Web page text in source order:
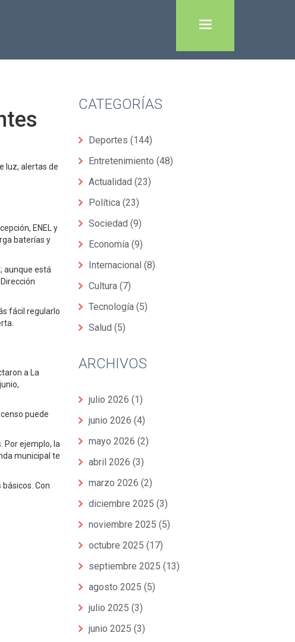
luz, alertas de
ENEL y
baterías y
aunque está
fácil regularlo
a La
puede
Por ejemplo, la
municipal te
Con
CATEGORÍAS
Deportes (144)
Entretenimiento (48)
Actualidad (23)
Política (23)
Sociedad (9)
Economía (9)
Internacional (8)
Cultura (7)
Tecnología (5)
Salud (5)
ARCHIVOS
julio 2026 (1)
junio 2026 (4)
mayo 2026 (2)
abril 2026 (3)
marzo 2026 (2)
diciembre 2025 (3)
noviembre 2025 (5)
octubre 2025 (17)
septiembre 2025 (13)
agosto 2025 (5)
julio 2025 (3)
junio 2025 (3)